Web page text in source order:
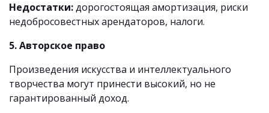
Недостатки:дорогостоящая амортизация, риски
недобросовестных арендаторов, налоги.
5. Авторское право
Произведения искусства и интеллектуального
творчества могут принести высокий, но не
гарантированный доход.